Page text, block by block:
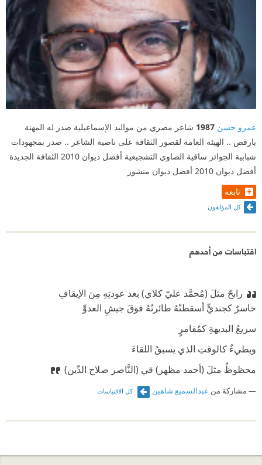
عمرو حسن 1987 شاعر مصري من مواليد الإسماعيلية صدر له المهنة
بارقص .. الهيئة العامة لقصور الثقافة على ناصية الشاعر .. صدر بمجهودات
شبابية الجوائز ساقية الصاوي التشجيعية أفضل ديوان 2010 الثقافة الجديدة
أفضل ديوان 2010 أفضل ديوان منشور
تابعه
كل المؤلفون
اقتباسات من أحدهم
رابحٌ مثلَ (مُحمَّد عليّ كلاي) بعد عودتِهِ مِنَ الإيقافِ
‫خاسرٌ كجنديٍّ أسقطتْهُ طائرتُهُ فوقَ جيشِ العدوِّ
‫سريعُ البديهةِ كمُقامرٍ
‫وبطيءٌ كالوقتِ الذي يسبقُ اللقاءَ
‫محظوظٌ مثلَ (أحمد مظهر) في (النَّاصر صلاح الدِّين)‏
مشاركة من عبدالسميع شاهين كل الاقتباسات